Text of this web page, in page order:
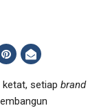
setiap brand